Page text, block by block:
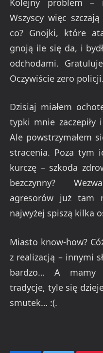
Wszyscy więc
co? Gnojki, które
gnoją ile się da, i
odchodami.
Oczywiście zero policji.
Dzisiaj miałem
typki mnie
Ale powstrzymałem
stracenia. Poza tym
kurczę – szkoda
bezczynny?
agresorów już tam
najwyżej spiszą kilka
Miasto know-how?
z realizacją – innymi
bardzo… A mamy
tradycje, tyle się
smutek… :(.